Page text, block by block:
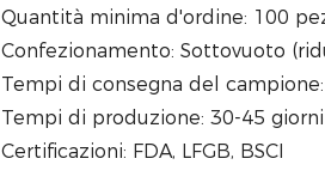
Quantità minima d'ordine: 100
Confezionamento: Sottovuoto
Tempi di consegna del
Tempi di produzione: 30-45 giorni
Certificazioni: FDA, LFGB, BSCI